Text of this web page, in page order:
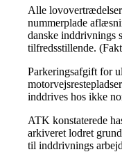
Alle
nummerplade
danskeinddrivnings
tilfredsstillende.
Parkeringsafgift for
inddrives hosikke
ATK konstaterede
arkiveret lodret
tilinddrivnings